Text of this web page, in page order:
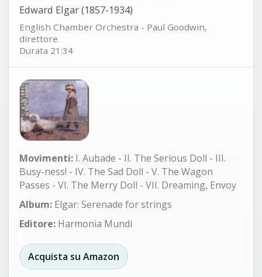
Edward Elgar (1857-1934)
English Chamber Orchestra - Paul Goodwin,
direttore
Durata 21:34
Movimenti: I. Aubade - II. The Serious Doll - III.
Busy-ness! - IV. The Sad Doll - V. The Wagon
Passes - VI. The Merry Doll - VII. Dreaming, Envoy
Album: Elgar: Serenade for strings
Editore: Harmonia Mundi
Acquista su Amazon